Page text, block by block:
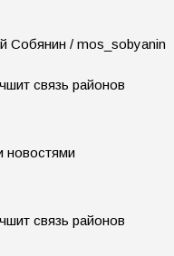
Собянин / mos_sobyanin
новостями